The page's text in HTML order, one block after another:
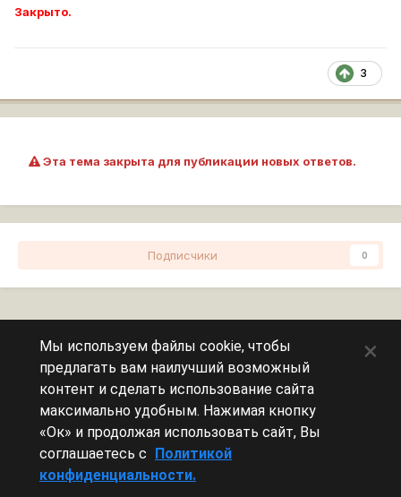
Закрыто.
3
Эта тема закрыта для публикации новых ответов.
Подписчики 0
Сейчас на странице
Эту страницу никто не просматривает.
Мы используем файлы cookie, чтобы
предлагать вам наилучший возможный
контент и сделать использование сайта
максимально удобным. Нажимая кнопку
«Ок» и продолжая использовать сайт, Вы
соглашаетесь с Политикой
конфиденциальности.
×